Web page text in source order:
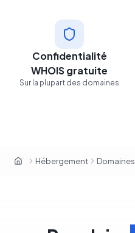
Confidentialité
WHOIS gratuite
Sur la plupart des domaines
OxaHost Tunisie
Hébergement Domaines